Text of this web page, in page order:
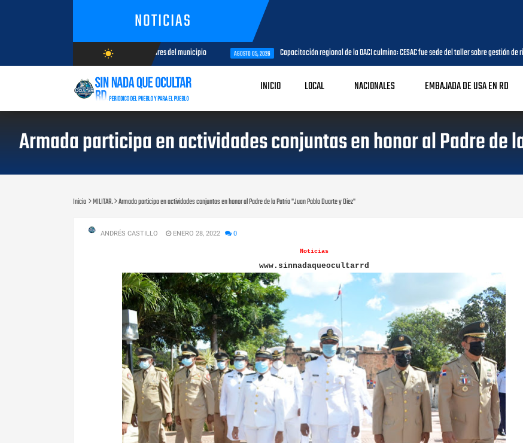
NOTICIAS
wb_sunny
AGOSTO/6/2026
jornada de capacitación para comunicadores del municipio AGOSTO 05, 2026 Capacitación regional de la OACI culmina: CESAC fue sede del taller sobre gestión de riesgos
INICIO LOCAL NACIONALES EMBAJADA DE USA EN RD
Armada participa en actividades conjuntas en honor al Padre de
Inicio MILITAR. Armada participa en actividades conjuntas en honor al Padre de la Patria "Juan Pablo Duarte y Diez"
ANDRÉS CASTILLO ENERO 28, 2022 0
Noticias
www.sinnadaqueocultarrd